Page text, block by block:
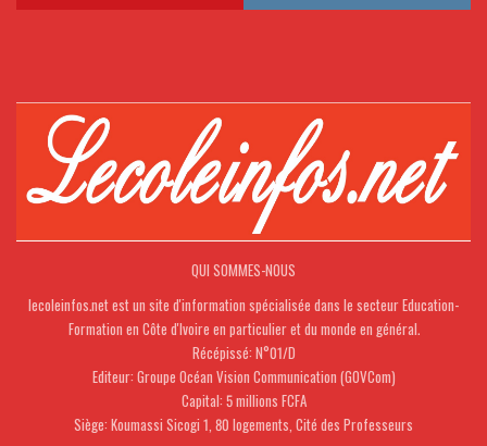
QUI SOMMES-NOUS
lecoleinfos.net est un site d'information spécialisée dans le secteur Education-
Formation en Côte d'Ivoire en particulier et du monde en général.
Récépissé: N°01/D
Editeur: Groupe Océan Vision Communication (GOVCom)
Capital: 5 millions FCFA
Siège: Koumassi Sicogi 1, 80 logements, Cité des Professeurs